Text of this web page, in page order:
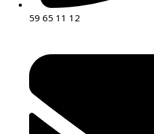
59 65 11 12